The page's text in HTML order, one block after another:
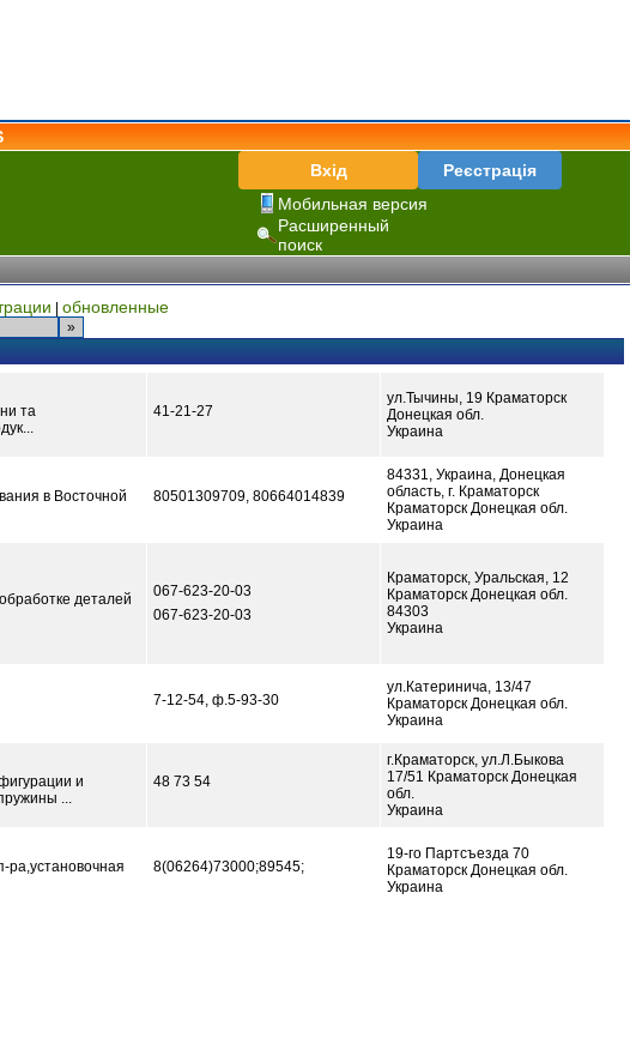
Вхід
Реєстрація
Мобильная версия
Расширенный
поиск
обновленные
та
41-21-27
ул.Тычины, 19 Краматорск
Донецкая обл.
Украина
в Восточной
80501309709, 80664014839
84331, Украина, Донецкая
область, г. Краматорск
Краматорск Донецкая обл.
Украина
деталей
067-623-20-03
067-623-20-03
Краматорск, Уральская, 12
Краматорск Донецкая обл.
84303
Украина
7-12-54, ф.5-93-30
ул.Катеринича, 13/47
Краматорск Донецкая обл.
Украина
и
...
48 73 54
г.Краматорск, ул.Л.Быкова
17/51 Краматорск Донецкая
обл.
Украина
ра,установочная
8(06264)73000;89545;
19-го Партсъезда 70
Краматорск Донецкая обл.
Украина